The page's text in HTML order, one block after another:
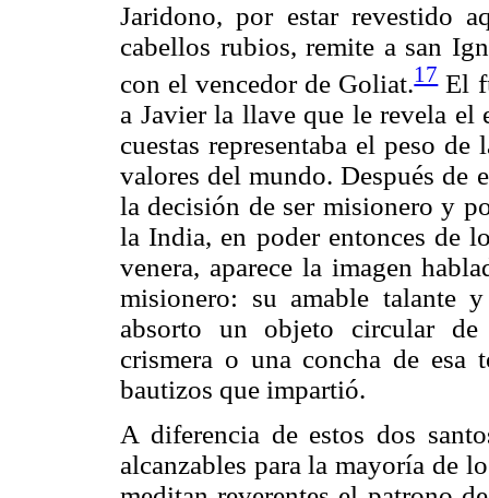
Jaridono, por estar revestido
cabellos rubios, remite a san
con el vencedor de Goliat.17El
a Javier la llave que le revela
cuestas representaba el peso
valores del mundo. Después de
la decisión de ser misionero y
la India, en poder entonces de
venera, aparece la imagen
misionero: su amable talante
absorto un objeto circular
crismera o una concha de esa
bautizos que impartió.
A diferencia de estos dos
alcanzables para la mayoría de